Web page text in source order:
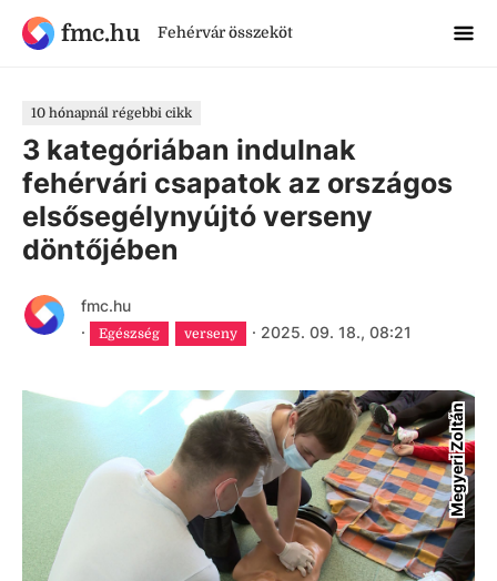
fmc.hu Fehérvár összeköt
10 hónapnál régebbi cikk
3 kategóriában indulnak
fehérvári csapatok az országos
elsősegélynyújtó verseny
döntőjében
fmc.hu
·
Egészség verseny · 2025. 09. 18., 08:21
Megyeri Zoltán